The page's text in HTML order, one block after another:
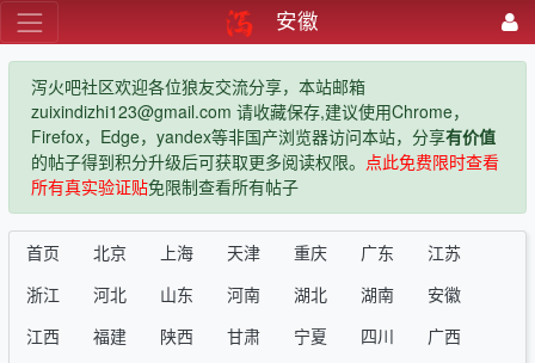
安徽
泻火吧社区欢迎各位狼友交流分享，本站邮箱
zuixindizhi123@gmail.com 请收藏保存,建议使用Chrome，
Firefox，Edge，yandex等非国产浏览器访问本站，分享有价值
的帖子得到积分升级后可获取更多阅读权限。 点此免费限时查看
所有真实验证贴免限制查看所有帖子
首页 北京 上海 天津 重庆 广东
江苏
浙江
河北 山东 河南 湖北 湖南
安徽
江西
福建 陕西 甘肃 宁夏 四川
广西